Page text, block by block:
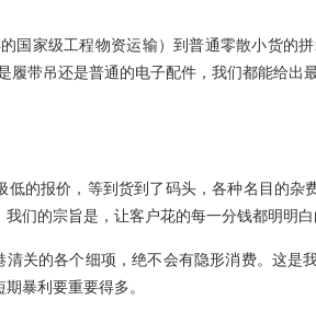
家级工程物资运输）到普通零散小货的
带吊还是普通的电子配件，我们都能给出
的报价，等到货到了码头，各种名目的杂
们的宗旨是，让客户花的每一分钱都明明白
关的各个细项，绝不会有隐形消费。这是
暴利要重要得多。